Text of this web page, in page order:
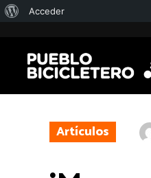
Artículos
Acerca
WordPress
Acceder